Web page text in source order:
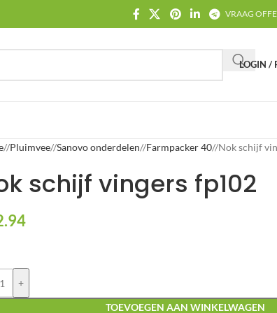
VRAAG
LOGIN /
/ Pluimvee/ Sanovo onderdelen/ Farmpacker 40/ Nok schijf
schijf vingers fp102
+
TOEVOEGEN AAN WINKELWAGEN